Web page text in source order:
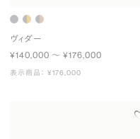
ヴィダー
¥140,000 〜 ¥176,000
表示商品： ¥176,000